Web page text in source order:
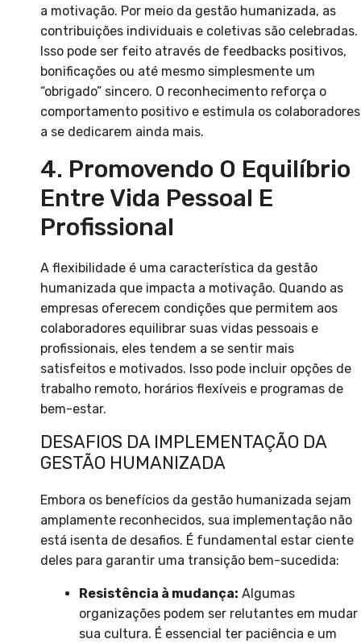
a motivação. Por meio da gestão humanizada, as
contribuições individuais e coletivas são celebradas.
Isso pode ser feito através de feedbacks positivos,
bonificações ou até mesmo simplesmente um
“obrigado” sincero. O reconhecimento reforça o
comportamento positivo e estimula os colaboradores
a se dedicarem ainda mais.
4. Promovendo O Equilíbrio
Entre Vida Pessoal E
Profissional
A flexibilidade é uma característica da gestão
humanizada que impacta a motivação. Quando as
empresas oferecem condições que permitem aos
colaboradores equilibrar suas vidas pessoais e
profissionais, eles tendem a se sentir mais
satisfeitos e motivados. Isso pode incluir opções de
trabalho remoto, horários flexíveis e programas de
bem-estar.
DESAFIOS DA IMPLEMENTAÇÃO DA
GESTÃO HUMANIZADA
Embora os benefícios da gestão humanizada sejam
amplamente reconhecidos, sua implementação não
está isenta de desafios. É fundamental estar ciente
deles para garantir uma transição bem-sucedida:
Resistência à mudança: Algumas
organizações podem ser relutantes em mudar
sua cultura. É essencial ter paciência e um